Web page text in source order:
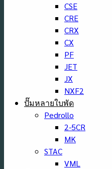
CSE
CRE
CRX
CX
PF
JET
JX
NXF2
ปั๊มหลายใบพัด
Pedrollo
2-5CR
MK
STAC
VML